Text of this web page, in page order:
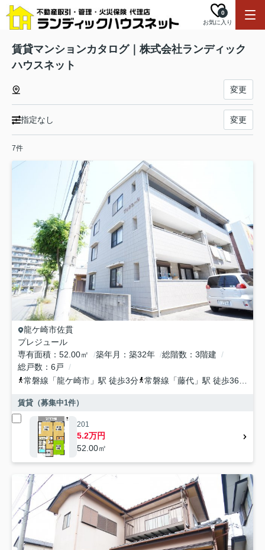
お気に入り
0
賃貸マンションカタログ｜株式会社ランディック
ハウスネット
変更
指定なし 変更
7件
龍ケ崎市佐貫
プレジュール
専有面積
52.00㎡ 築年月 築32年 総階数
3階建
総戸数
6戸
常磐線 「龍ケ崎市 」駅 徒歩3分 常磐線 「藤代 」駅 徒歩36分
賃貸（募集中1件）
201
5.2万円
52.00㎡